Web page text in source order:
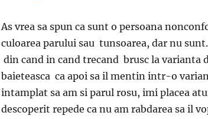
As vrea sa spun ca sunt o persoana
culoarea parului sau tunsoarea, dar nu
din cand in cand trecand brusc la varianta
baieteasca ca apoi sa il mentin intr-o
intamplat sa am si parul rosu, imi placea
descoperit repede ca nu am rabdarea sa il